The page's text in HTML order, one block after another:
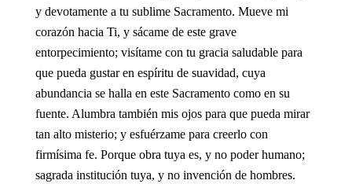
y devotamente a tu sublime Sacramento. Mueve mi
corazón hacia Ti, y sácame de este grave
entorpecimiento; visítame con tu gracia saludable para
que pueda gustar en espíritu de suavidad, cuya
abundancia se halla en este Sacramento como en su
fuente. Alumbra también mis ojos para que pueda mirar
tan alto misterio; y esfuérzame para creerlo con
firmísima fe. Porque obra tuya es, y no poder humano;
sagrada institución tuya, y no invención de hombres.